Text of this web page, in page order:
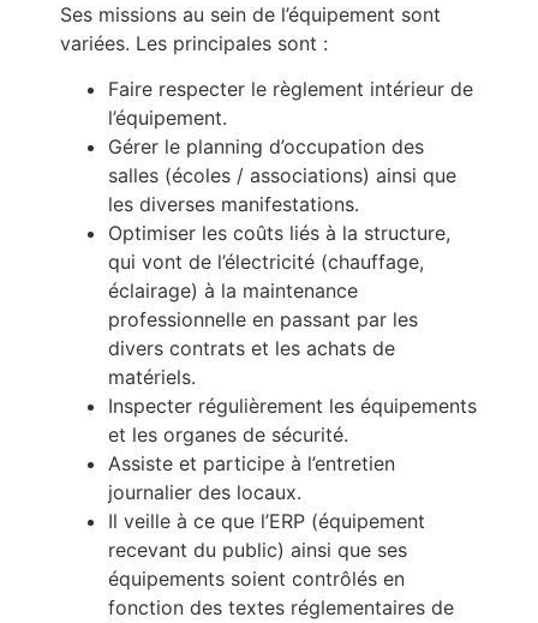
Ses missions au sein de l’équipement sont
variées. Les principales sont :
Faire respecter le règlement intérieur de
l’équipement.
Gérer le planning d’occupation des
salles (écoles / associations) ainsi que
les diverses manifestations.
Optimiser les coûts liés à la structure,
qui vont de l’électricité (chauffage,
éclairage) à la maintenance
professionnelle en passant par les
divers contrats et les achats de
matériels.
Inspecter régulièrement les équipements
et les organes de sécurité.
Assiste et participe à l’entretien
journalier des locaux.
Il veille à ce que l’ERP (équipement
recevant du public) ainsi que ses
équipements soient contrôlés en
fonction des textes réglementaires de